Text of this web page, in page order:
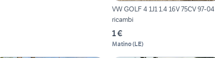
VW GOLF 4 1J1 1.4 16V 75CV 97-04
ricambi
1 €
Matino(LE)